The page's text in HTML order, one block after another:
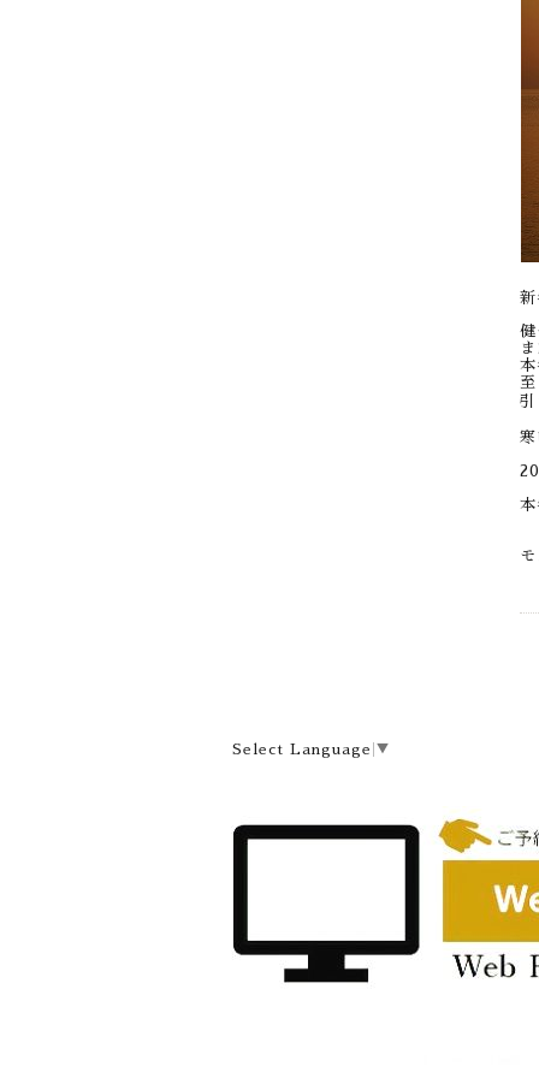
新
健
本
引
寒
本
Select Language ▼